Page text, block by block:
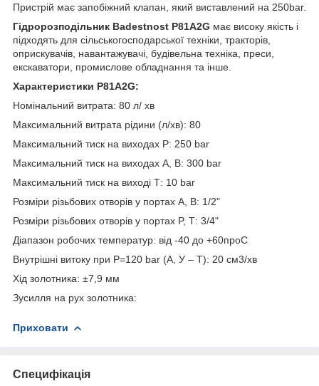
Пристрій має запобіжний клапан, який виставлений на 250bar.
Гідророзподільник Badestnost Р81A2G має високу якість і
підходять для сільськогосподарської техніки, тракторів,
оприскувачів, навантажувачі, будівельна техніка, преси,
екскаватори, промислове обладнання та інше.
Характеристики Р81A2G:
Номінальний витрата: 80 л/ хв
Максимальний витрата рідини (л/хв): 80
Максимальний тиск на виходах Р: 250 bar
Максимальний тиск на виходах А, В: 300 bar
Максимальний тиск на виході Т: 10 bar
Розміри різьбових отворів у портах А, В: 1/2"
Розміри різьбових отворів у портах P, Т: 3/4"
Діапазон робочих температур: від -40 до +60проC
Внутрішні витоку при Р=120 bar (А, У – Т): 20 см3/хв
Хід золотника: ±7,9 мм
Зусилля на рух золотника:
Приховати
Специфікація